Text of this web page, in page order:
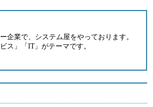
企業で、システム屋をやっております。
ス」「IT」がテーマです。